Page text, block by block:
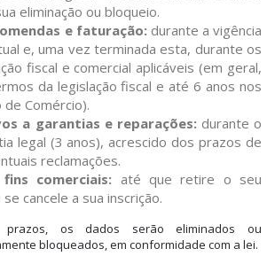
eliminação ou bloqueio.
e faturação: durante a vigência
e, uma vez terminada esta, durante os
fiscal e comercial aplicáveis (em geral,
da legislação fiscal e até 6 anos nos
Comércio).
a garantias e reparações: durante o
legal (3 anos), acrescido dos prazos de
reclamações.
comerciais: até que retire o seu
cancele a sua inscrição.
prazos, os dados serão eliminados ou
bloqueados, em conformidade com a lei.